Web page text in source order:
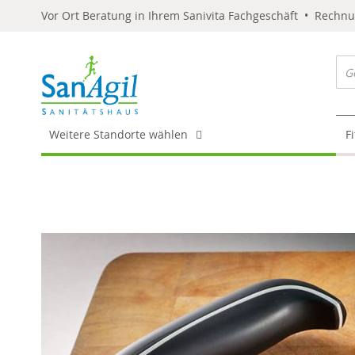
Vor Ort Beratung in Ihrem Sanivita Fachgeschäft •
Weitere Standorte wählen
to